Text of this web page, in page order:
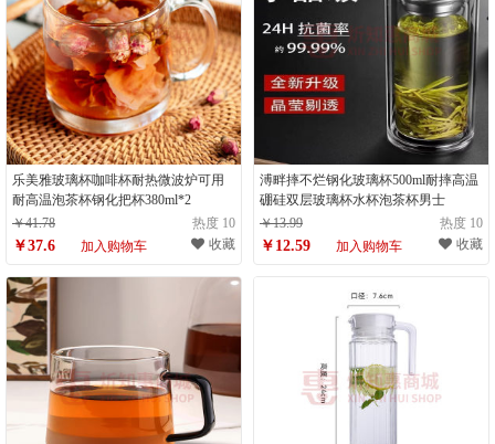
乐美雅玻璃杯咖啡杯耐热微波炉可用
耐高温泡茶杯钢化把杯380ml*2
￥41.78
热度 10
￥37.6 加入购物车 收藏
溥畔摔不烂钢化玻璃杯500ml耐摔高温
硼硅双层玻璃杯水杯泡茶杯男士
￥13.99
热度 10
￥12.59 加入购物车 收藏